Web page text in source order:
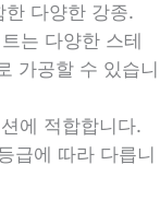
한 다양한 강종.
는 다양한 스테
가공할 수 있습니
에 적합합니다.
급에 따라 다릅니